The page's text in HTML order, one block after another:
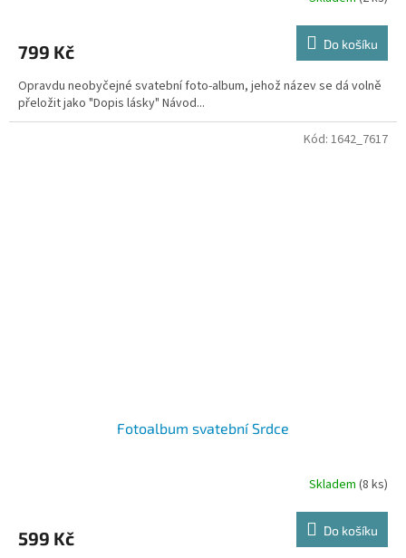
799 Kč Do košíku
Opravdu neobyčejné svatební foto-album, jehož název se dá volně
přeložit jako "Dopis lásky" Návod...
Fotoalbum svatební Srdce
Skladem (8 ks)
599 Kč Do košíku
Kód: 1642_7617